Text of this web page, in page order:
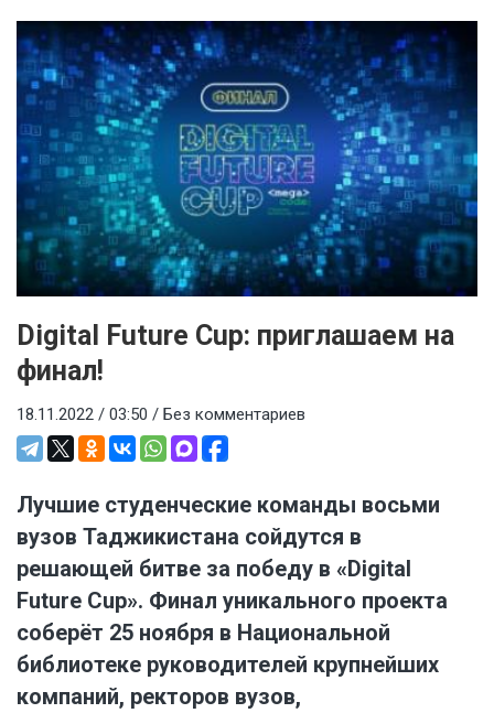
Digital Future Cup: приглашаем на
финал!
18.11.2022 / 03:50 / Без комментариев
Лучшие студенческие команды восьми
вузов Таджикистана сойдутся в
решающей битве за победу в «Digital
Future Cup». Финал уникального проекта
соберёт 25 ноября в Национальной
библиотеке руководителей крупнейших
компаний, ректоров вузов,